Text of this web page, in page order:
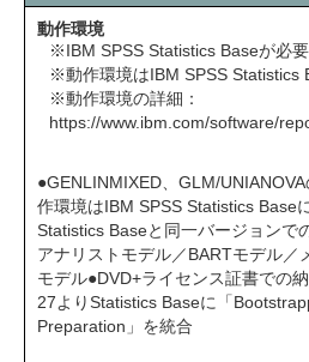
動作環境
※IBM SPSS Statistics Baseが必要
※動作環境はIBM SPSS Statistics
※動作環境の詳細：
https://www.ibm.com/software/
●GENLINMIXED、GLM/
作環境はIBM SPSS Statistics Base
Statistics Baseと同一バージョンで
アナリストモデル／BARTモデル／
モデル●DVD+ライセンス証書での
27よりStatistics Baseに「
Preparation」を統合